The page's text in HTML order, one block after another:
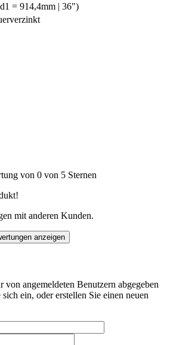
= 914,4mm | 36")
von 0 von 5 Sternen
mit anderen Kunden.
anzeigen
angemeldeten Benutzern abgegeben
ein, oder erstellen Sie einen neuen